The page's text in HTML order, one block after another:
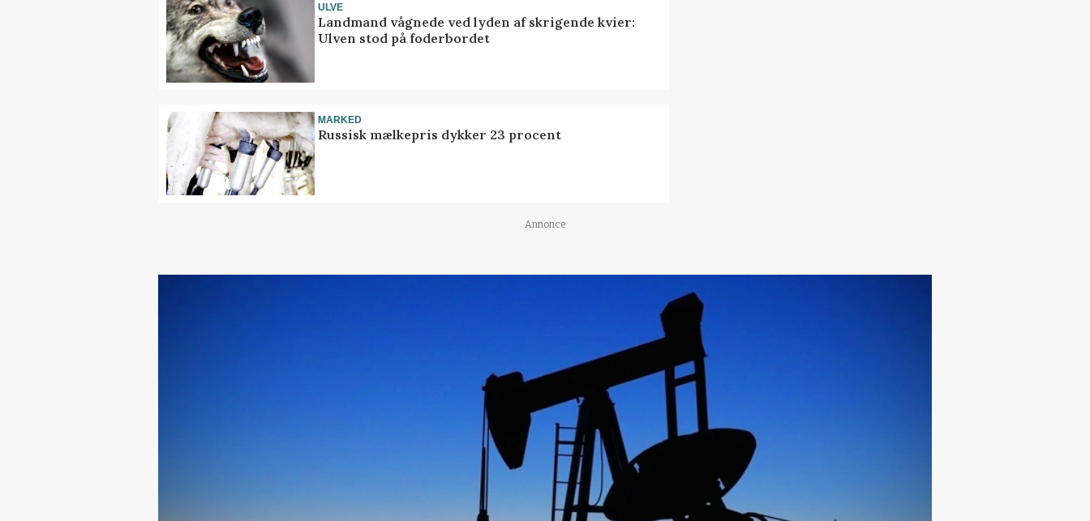
ULVE
Landmand vågnede ved lyden af skrigende kvier:
Ulven stod på foderbordet
MARKED
Russisk mælkepris dykker 23 procent
Annonce